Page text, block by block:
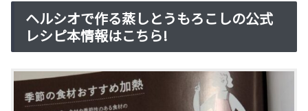
ヘルシオで作る蒸しとうもろこしの公式
レシピ本情報はこちら!